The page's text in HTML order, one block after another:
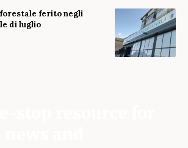
ferito negli
di luglio